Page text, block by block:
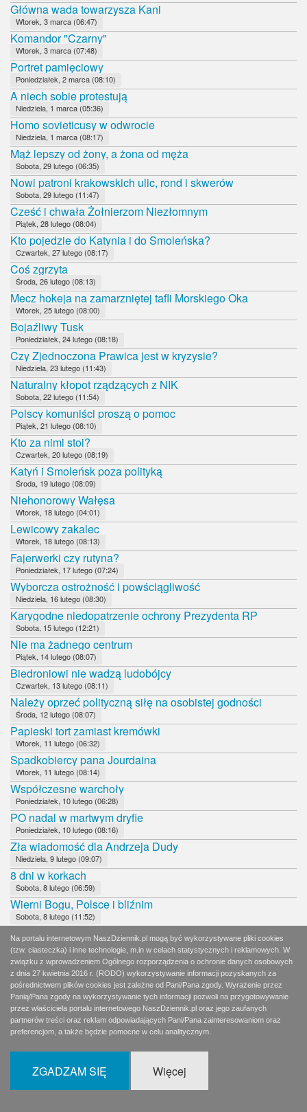
Główna wada towarzysza Kani
Wtorek, 3 marca (06:47)
Komandor "Czarny"
Wtorek, 3 marca (07:48)
Portret pamięciowy
Poniedziałek, 2 marca (08:10)
A niech sobie protestują
Niedziela, 1 marca (05:36)
Homo sovieticusy w odwrocie
Niedziela, 1 marca (08:17)
Mąż lepszy od żony, a żona od męża
Sobota, 29 lutego (06:35)
Nowi patroni krakowskich ulic, rond i skwerów
Sobota, 29 lutego (11:47)
Cześć i chwała Żołnierzom Niezłomnym
Piątek, 28 lutego (08:04)
Kto pojedzie do Katynia i do Smoleńska?
Czwartek, 27 lutego (08:17)
Coś zgrzyta
Środa, 26 lutego (08:13)
Mecz hokeja na zamarzniętej tafli Morskiego Oka
Wtorek, 25 lutego (08:00)
Bojaźliwy Tusk
Poniedziałek, 24 lutego (08:18)
Czy Zjednoczona Prawica jest w kryzysie?
Niedziela, 23 lutego (11:43)
Naturalny kłopot rządzących z NIK
Sobota, 22 lutego (11:54)
Polscy komuniści proszą o pomoc
Piątek, 21 lutego (08:10)
Kto za nimi stoi?
Czwartek, 20 lutego (08:19)
Katyń i Smoleńsk poza polityką
Środa, 19 lutego (08:09)
Niehonorowy Wałęsa
Wtorek, 18 lutego (04:01)
Lewicowy zakalec
Wtorek, 18 lutego (08:13)
Fajerwerki czy rutyna?
Poniedziałek, 17 lutego (07:24)
Wyborcza ostrożność i powściągliwość
Niedziela, 16 lutego (08:30)
Karygodne niedopatrzenie ochrony Prezydenta RP
Sobota, 15 lutego (12:21)
Nie ma żadnego centrum
Piątek, 14 lutego (08:07)
Biedroniowi nie wadzą ludobójcy
Czwartek, 13 lutego (08:11)
Należy oprzeć polityczną siłę na osobistej godności
Środa, 12 lutego (08:07)
Papieski tort zamiast kremówki
Wtorek, 11 lutego (06:32)
Spadkobiercy pana Jourdaina
Wtorek, 11 lutego (08:14)
Współczesne warchoły
Poniedziałek, 10 lutego (06:28)
PO nadal w martwym dryfie
Poniedziałek, 10 lutego (08:16)
Zła wiadomość dla Andrzeja Dudy
Niedziela, 9 lutego (09:07)
8 dni w korkach
Sobota, 8 lutego (06:59)
Wierni Bogu, Polsce i bliźnim
Sobota, 8 lutego (11:52)
Czy Andrzej Duda udźwignie rolę faworyta?
Piątek, 7 lutego (09:07)
Dobrane towarzystwo: Hołownia, Jachira, Palikot
Czwartek, 6 lutego (02:06)
Pidżama, rogi i marihuana
Czwartek, 6 lutego (08:12)
Hołownia w utartych koleinach
Środa, 5 lutego (08:12)
Brawo!
Paradoks Kidawy-Błońskiej
Wtorek, 4 lutego (08:11)
Na portalu internetowym NaszDziennik.pl mogą być wykorzystywane pliki cookies
(tzw. ciasteczka) i inne technologie, m.in w celach statystycznych i reklamowych. W
związku z wprowadzeniem Ogólnego rozporządzenia o ochronie danych osobowych
z dnia 27 kwietnia 2016 r. (RODO) wykorzystywanie informacji pozyskanych za
pośrednictwem plików cookies jest zależne od Pani/Pana zgody. Wyrażenie przez
Panią/Pana zgody na wykorzystywanie tych informacji pozwoli na przygotowywanie
przez właściciela portalu internetowego NaszDziennik.pl oraz jego zaufanych
partnerów treści oraz reklam odpowiadających Pani/Pana zainteresowaniom oraz
preferencjom, a także będzie pomocne w celu analitycznym.
ZGADZAM SIĘ Więcej